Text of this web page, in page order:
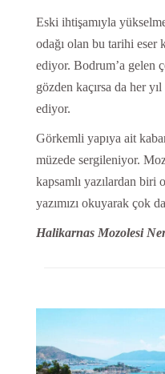
Eski ihtişamıyla
odağı olan bu tarihi eser
ediyor. Bodrum’a gelen
gözden kaçırsa da her
ediyor.
Görkemli yapıya ait
müzede sergileniyor.
kapsamlı yazılardan biri
yazımızı okuyarak çok
Halikarnas Mozolesi